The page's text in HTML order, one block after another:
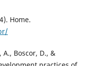
Home.
A., Boscor, D., &